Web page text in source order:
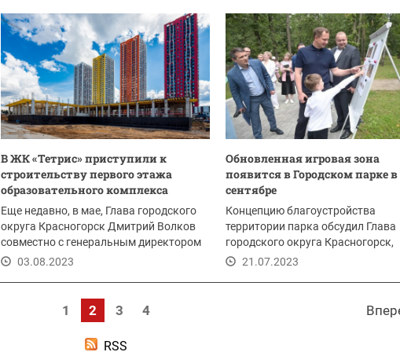
В ЖК «Тетрис» приступили к
строительству первого этажа
образовательного комплекса
Еще недавно, в мае, Глава городского
округа Красногорск Дмитрий Волков
совместно с генеральным директором
ГК «Садовое...
03.08.2023
Обновленная игровая зона
появится в Городском парке в
сентябре
Концепцию благоустройства
территории парка обсудил Глава
городского округа Красногорск,
секретарь местного отделения...
21.07.2023
1 2 3 4
RSS